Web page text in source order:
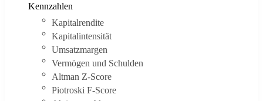
Kennzahlen
Kapitalrendite
Kapitalintensität
Umsatzmargen
Vermögen und Schulden
Altman Z-Score
Piotroski F-Score